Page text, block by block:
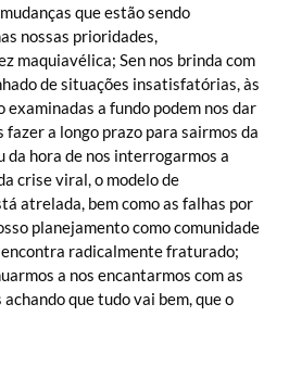
que estão sendo
nossas prioridades,
maquiavélica; Sen nos brinda com
de situações insatisfatórias, às
examinadas a fundo podem nos dar
fazer a longo prazo para sairmos da
da hora de nos interrogarmos a
crise viral, o modelo de
atrelada, bem como as falhas por
planejamento como comunidade
radicalmente fraturado;
a nos encantarmos com as
que tudo vai bem, que o